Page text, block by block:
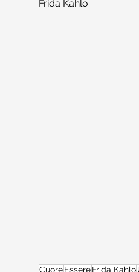
Frida Kahlo
CuoreEssereFrida Kahlo